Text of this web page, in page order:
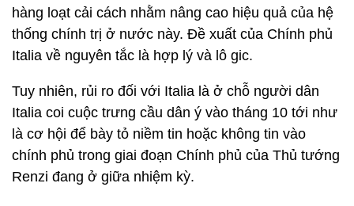
hàng loạt cải cách nhằm nâng cao hiệu quả của hệ
thống chính trị ở nước này. Đề xuất của Chính phủ
Italia về nguyên tắc là hợp lý và lô gic.
Tuy nhiên, rủi ro đối với Italia là ở chỗ người dân
Italia coi cuộc trưng cầu dân ý vào tháng 10 tới như
là cơ hội để bày tỏ niềm tin hoặc không tin vào
chính phủ trong giai đoạn Chính phủ của Thủ tướng
Renzi đang ở giữa nhiệm kỳ.